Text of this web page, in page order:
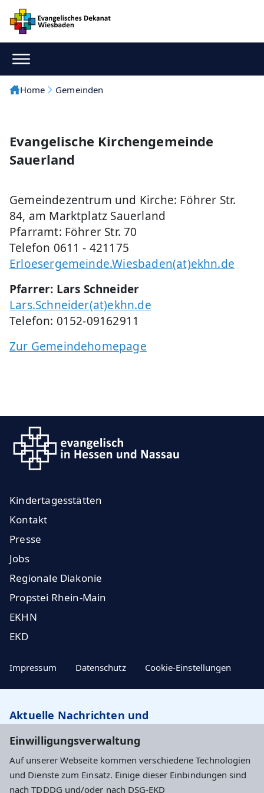
Einwilligungsverwaltung
Auf unserer Webseite kommen verschiedene Technologien
und Dienste zum Einsatz. Einige dieser Einbindungen sind
nach TDDDG und/oder nach DSG-EKD
Home Gemeinden
Evangelische Kirchengemeinde
Sauerland
Gemeindezentrum und Kirche: Föhrer Str.
84, am Marktplatz Sauerland
Pfarramt: Föhrer Str. 70
Telefon 0611 - 421175
Erloesergemeinde.Wiesbaden(at)ekhn.de
Pfarrer: Lars Schneider
Lars.Schneider(at)ekhn.de
Telefon: 0152-09162911
Zur Gemeindehomepage
Kindertagesstätten
Kontakt
Presse
Jobs
Regionale Diakonie
Propstei Rhein-Main
EKHN
EKD
Impressum Datenschutz Cookie-Einstellungen
Aktuelle Nachrichten und
Newsletter abonnieren